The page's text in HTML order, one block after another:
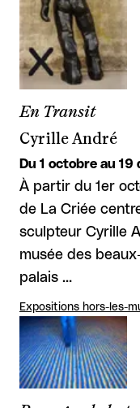
En Transit
Cyrille André
Du 1 octobre au
À partir du 1er
de La Criée
sculpteur Cyrille
musée des
palais …
Expositions hors-les-